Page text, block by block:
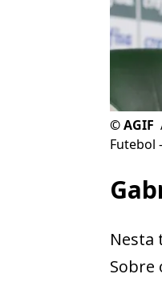
©AGIF
Futebol
Nesta
Sobre